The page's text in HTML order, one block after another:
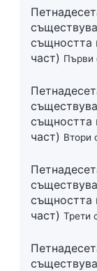
същността
част) Първи
същността
част) Втори
същността
част) Трети